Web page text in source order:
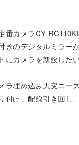
番カメラCY-
きのデジタルミラー
にカメラを新設した
ラ埋め込み大変ニー
付け、配線引き回し